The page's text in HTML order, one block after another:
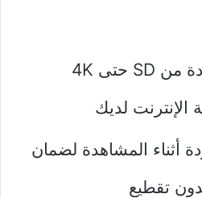
دعم جودات متعددة من SD حتى 4K
لديك
أثناء المشاهدة لضمان
تقطيع